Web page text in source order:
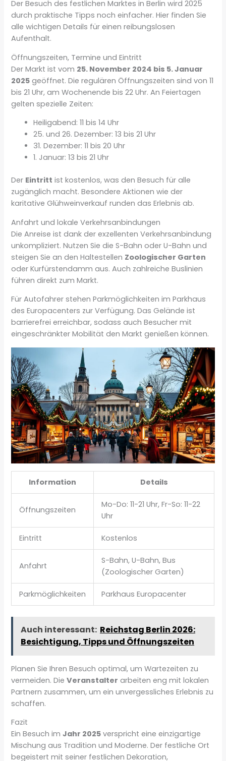
Der Besuch des festlichen Marktes in Berlin wird 2025
durch praktische Tipps noch einfacher. Hier finden Sie
alle wichtigen Details für einen reibungslosen
Aufenthalt.
Öffnungszeiten, Termine und Eintritt
Der Markt ist vom 25. November 2024 bis 5. Januar
2025 geöffnet. Die regulären Öffnungszeiten sind von 11
bis 21 Uhr, am Wochenende bis 22 Uhr. An Feiertagen
gelten spezielle Zeiten:
Heiligabend: 11 bis 14 Uhr
25. und 26. Dezember: 13 bis 21 Uhr
31. Dezember: 11 bis 20 Uhr
1. Januar: 13 bis 21 Uhr
Der Eintritt ist kostenlos, was den Besuch für alle
zugänglich macht. Besondere Aktionen wie der
karitative Glühweinverkauf runden das Erlebnis ab.
Anfahrt und lokale Verkehrsanbindungen
Die Anreise ist dank der exzellenten Verkehrsanbindung
unkompliziert. Nutzen Sie die S-Bahn oder U-Bahn und
steigen Sie an den Haltestellen Zoologischer Garten
oder Kurfürstendamm aus. Auch zahlreiche Buslinien
führen direkt zum Markt.
Für Autofahrer stehen Parkmöglichkeiten im Parkhaus
des Europacenters zur Verfügung. Das Gelände ist
barrierefrei erreichbar, sodass auch Besucher mit
eingeschränkter Mobilität den Markt genießen können.
Information Details
Öffnungszeiten
Mo-Do: 11-21 Uhr, Fr-So: 11-22
Uhr
Eintritt Kostenlos
Anfahrt
S-Bahn, U-Bahn, Bus
(Zoologischer Garten)
Parkmöglichkeiten Parkhaus Europacenter
Auch interessant: Reichstag Berlin 2026:
Besichtigung, Tipps und Öffnungszeiten
Planen Sie Ihren Besuch optimal, um Wartezeiten zu
vermeiden. DieVeranstalter arbeiten eng mit lokalen
Partnern zusammen, um ein unvergessliches Erlebnis zu
schaffen.
Fazit
Ein Besuch imJahr 2025 verspricht eine einzigartige
Mischung aus Tradition und Moderne. Der festliche Ort
begeistert mit seiner festlichen Dekoration,